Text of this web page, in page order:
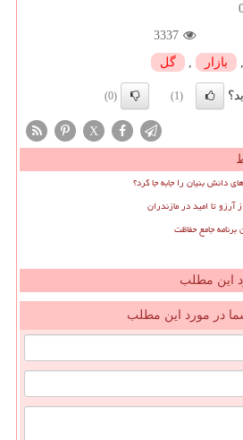
3337
, بازار , گل
(1)
(0)
X
بنیان را جابه جا کرد؟
آرزو تا امید در مازندران
جامع حفاظت
این مطلب
در مورد این مطلب